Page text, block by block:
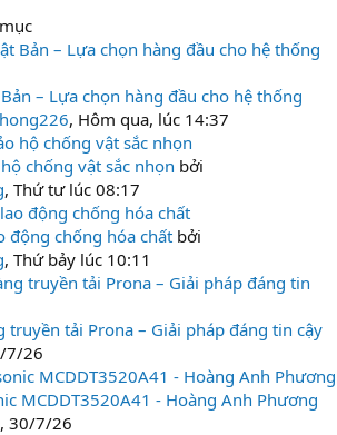
– Lựa chọn hàng đầu cho hệ thống
, Hôm qua, lúc 14:37
chống vật sắc nhọn bởi
, Thứ tư lúc 08:17
động chống hóa chất bởi
, Thứ bảy lúc 10:11
truyền tải Prona – Giải pháp đáng tin cậy
7/26
MCDDT3520A41 - Hoàng Anh Phương
, 30/7/26